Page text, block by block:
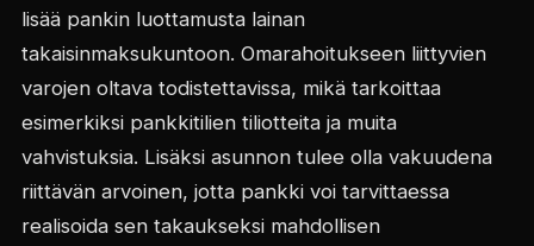
lisää pankin luottamusta lainan
takaisinmaksukuntoon. Omarahoitukseen liittyvien
varojen oltava todistettavissa, mikä tarkoittaa
esimerkiksi pankkitilien tiliotteita ja muita
vahvistuksia. Lisäksi asunnon tulee olla vakuudena
riittävän arvoinen, jotta pankki voi tarvittaessa
realisoida sen takaukseksi mahdollisen